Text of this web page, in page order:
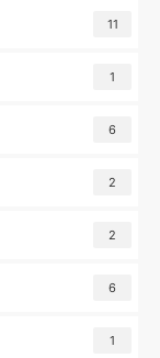
11
1
6
2
2
6
1